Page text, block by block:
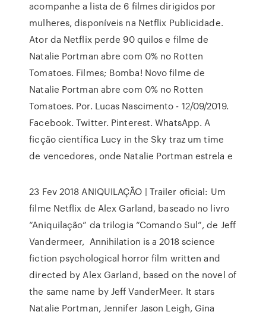
acompanhe a lista de 6 filmes dirigidos por
mulheres, disponíveis na Netflix Publicidade.
Ator da Netflix perde 90 quilos e filme de
Natalie Portman abre com 0% no Rotten
Tomatoes. Filmes; Bomba! Novo filme de
Natalie Portman abre com 0% no Rotten
Tomatoes. Por. Lucas Nascimento - 12/09/2019.
Facebook. Twitter. Pinterest. WhatsApp. A
ficção científica Lucy in the Sky traz um time
de vencedores, onde Natalie Portman estrela e
23 Fev 2018 ANIQUILAÇÃO | Trailer oficial: Um
filme Netflix de Alex Garland, baseado no livro
“Aniquilação” da trilogia “Comando Sul”, de Jeff
Vandermeer, Annihilation is a 2018 science
fiction psychological horror film written and
directed by Alex Garland, based on the novel of
the same name by Jeff VanderMeer. It stars
Natalie Portman, Jennifer Jason Leigh, Gina